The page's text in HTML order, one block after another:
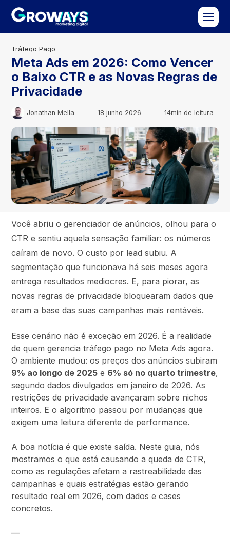
Tráfego Pago
Meta Ads em 2026: Como Vencer
o Baixo CTR e as Novas Regras de
Privacidade
Jonathan Mella 18 junho 2026 14min de leitura
Você abriu o gerenciador de anúncios, olhou para o
CTR e sentiu aquela sensação familiar: os números
caíram de novo. O custo por lead subiu. A
segmentação que funcionava há seis meses agora
entrega resultados mediocres. E, para piorar, as
novas regras de privacidade bloquearam dados que
eram a base das suas campanhas mais rentáveis.
Esse cenário não é exceção em 2026. É a realidade
de quem gerencia tráfego pago no Meta Ads agora.
O ambiente mudou: os preços dos anúncios subiram
9% ao longo de 2025 e 6% só no quarto trimestre,
segundo dados divulgados em janeiro de 2026. As
restrições de privacidade avançaram sobre nichos
inteiros. E o algoritmo passou por mudanças que
exigem uma leitura diferente de performance.
A boa notícia é que existe saída. Neste guia, nós
mostramos o que está causando a queda de CTR,
como as regulações afetam a rastreabilidade das
campanhas e quais estratégias estão gerando
resultado real em 2026, com dados e cases
concretos.
—